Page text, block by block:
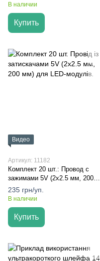
В наличии
Купить
Видео
Артикул: 11182
Комплект 20 шт.: Провод с
зажимами 5V (2x2.5 мм, 200
мм) для LED-модулей и блоков
питания
235 грн/уп.
В наличии
Купить